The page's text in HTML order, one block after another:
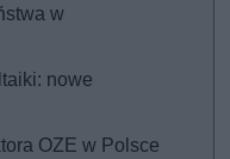
w
nowe
OZE w Polsce